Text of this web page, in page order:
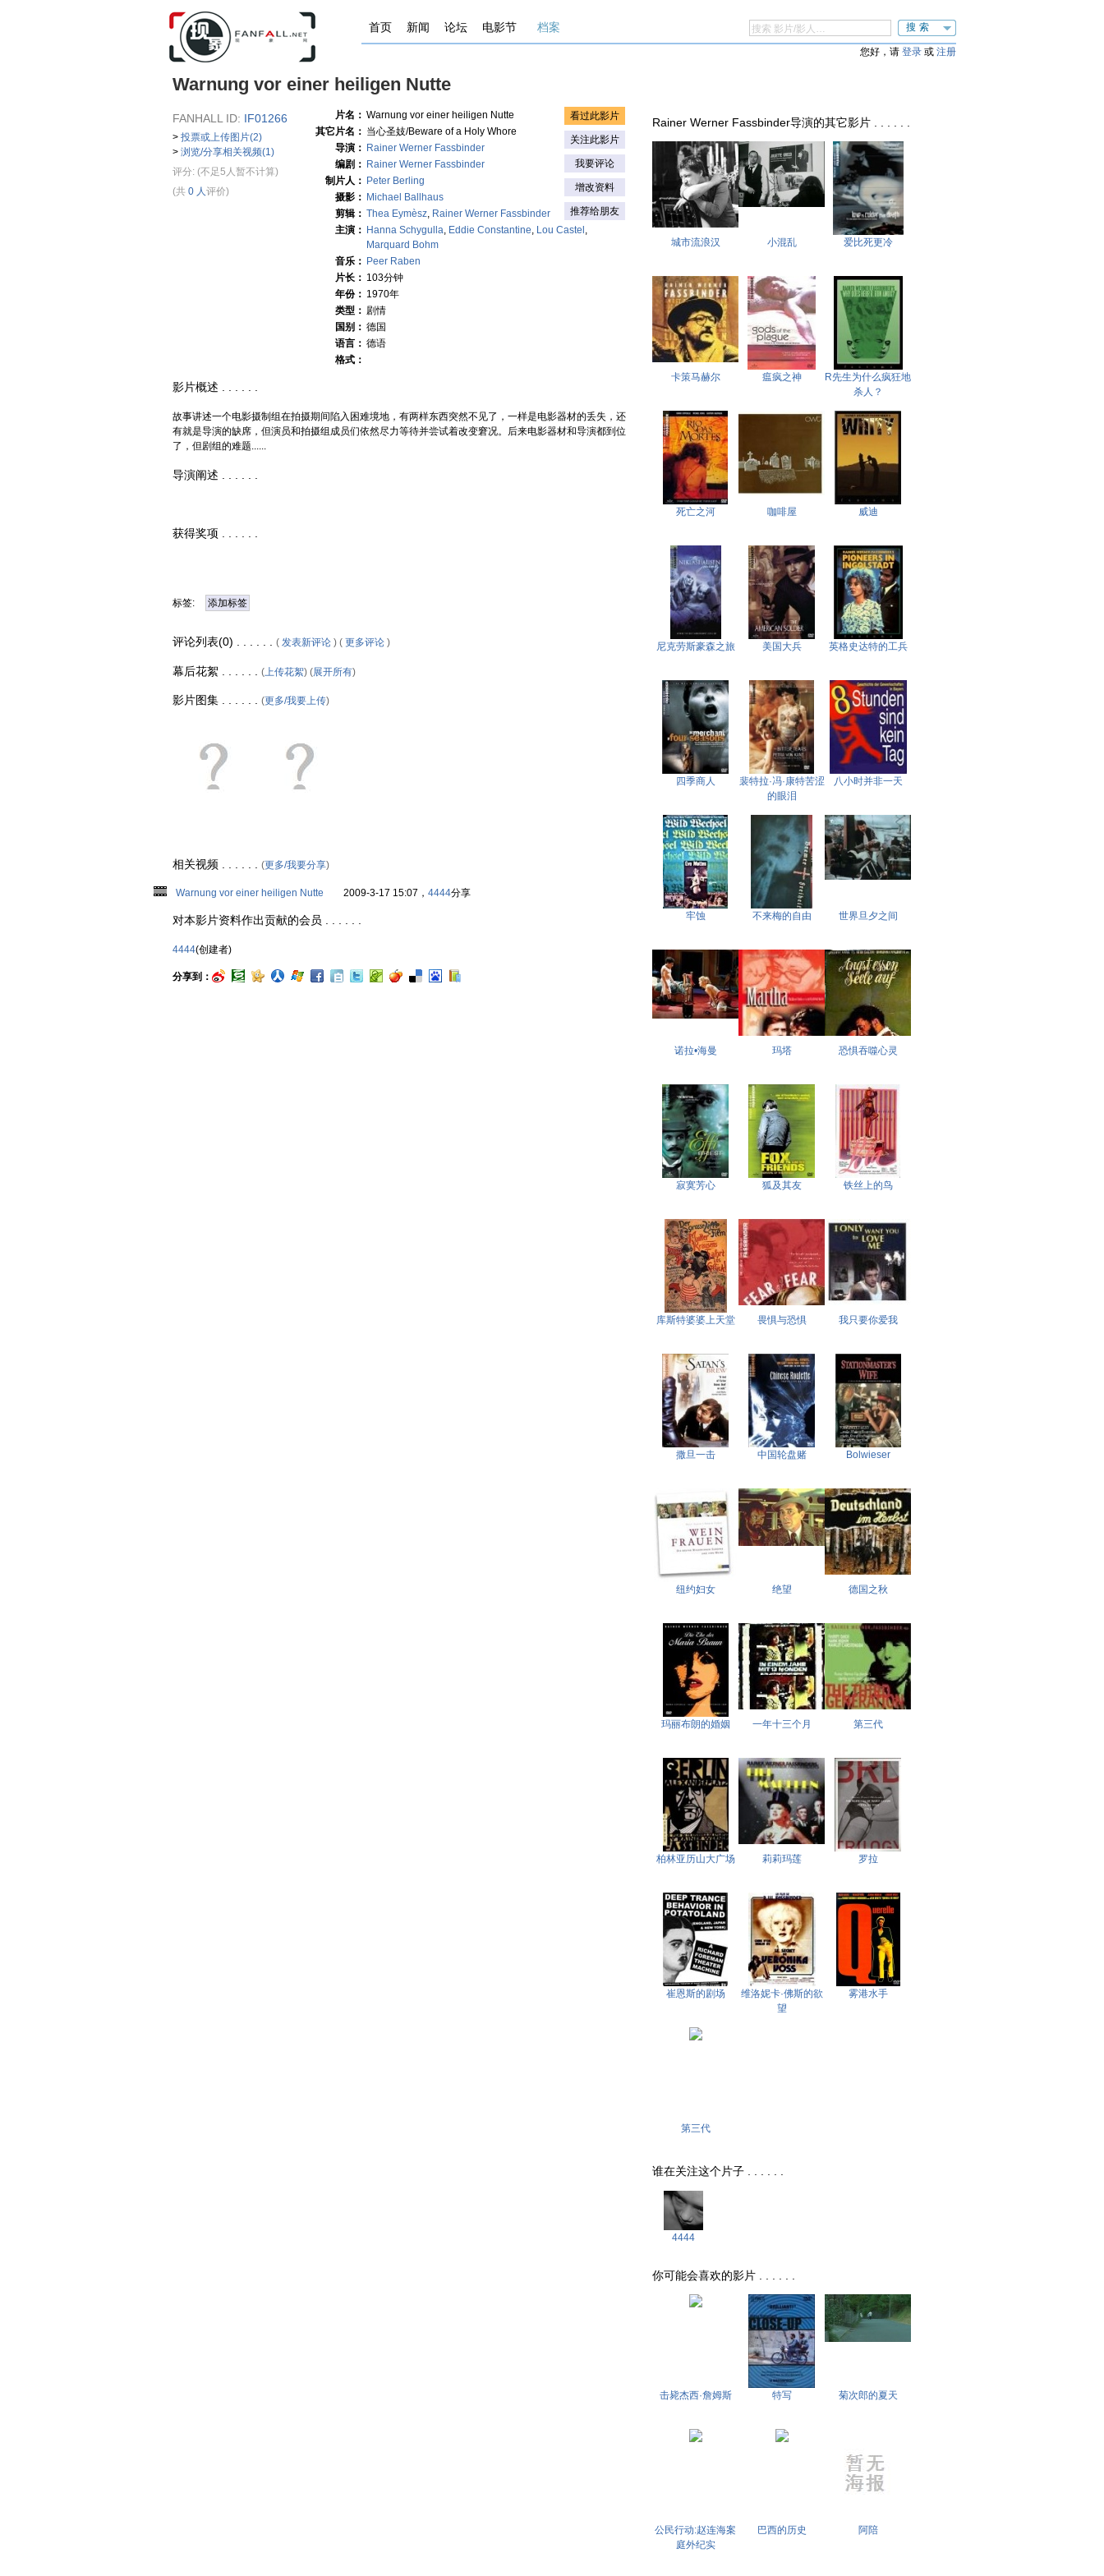
首页 新闻 论坛 电影节 档案 搜索
您好，请 登录 或 注册
Warnung vor einer heiligen Nutte
FANHALL ID: IF01266
> 投票或上传图片(2)
> 浏览/分享相关视频(1)
评分: (不足5人暂不计算)
(共 0 人评价)
片名： Warnung vor einer heiligen Nutte
其它片名： 当心圣妓/Beware of a Holy Whore
导演： Rainer Werner Fassbinder
编剧： Rainer Werner Fassbinder
制片人： Peter Berling
摄影： Michael Ballhaus
剪辑： Thea Eymèsz, Rainer Werner Fassbinder
主演： Hanna Schygulla, Eddie Constantine, Lou Castel ,
Marquard Bohm
音乐： Peer Raben
片长： 103分钟
年份： 1970年
类型： 剧情
国别： 德国
语言： 德语
格式：
看过此影片
关注此影片
我要评论
增改资料
推荐给朋友
影片概述 . . . . . .
故事讲述一个电影摄制组在拍摄期间陷入困难境地，有两样东西突然不见了，一样是电影器材的丢失，还
有就是导演的缺席，但演员和拍摄组成员们依然尽力等待并尝试着改变窘况。后来电影器材和导演都到位
了，但剧组的难题......
导演阐述 . . . . . .
获得奖项 . . . . . .
标签: 添加标签
评论列表(0) . . . . . . ( 发表新评论 ) ( 更多评论 )
幕后花絮 . . . . . . (上传花絮) (展开所有)
影片图集 . . . . . . (更多/我要上传)
相关视频 . . . . . . (更多/我要分享)
Warnung vor einer heiligen Nutte 2009-3-17 15:07， 4444分享
对本影片资料作出贡献的会员 . . . . . .
4444(创建者)
分享到：
Rainer Werner Fassbinder导演的其它影片 . . . . . .
城市流浪汉 小混乱 爱比死更冷
卡策马赫尔 瘟疯之神
R先生为什么疯狂地
杀人？
死亡之河 咖啡屋 威迪
尼克劳斯豪森之旅 美国大兵 英格史达特的工兵
四季商人
裴特拉·冯·康特苦涩
的眼泪
八小时并非一天
牢蚀 不来梅的自由 世界旦夕之间
诺拉•海曼 玛塔 恐惧吞噬心灵
寂寞芳心 狐及其友 铁丝上的鸟
库斯特婆婆上天堂 畏惧与恐惧 我只要你爱我
撒旦一击 中国轮盘赌 Bolwieser
纽约妇女 绝望 德国之秋
玛丽布朗的婚姻 一年十三个月 第三代
柏林亚历山大广场 莉莉玛莲 罗拉
崔恩斯的剧场
维洛妮卡·佛斯的欲
望
雾港水手
第三代
谁在关注这个片子 . . . . . .
4444
你可能会喜欢的影片 . . . . . .
击毙杰西·詹姆斯 特写 菊次郎的夏天
公民行动:赵连海案
庭外纪实
巴西的历史 阿陪